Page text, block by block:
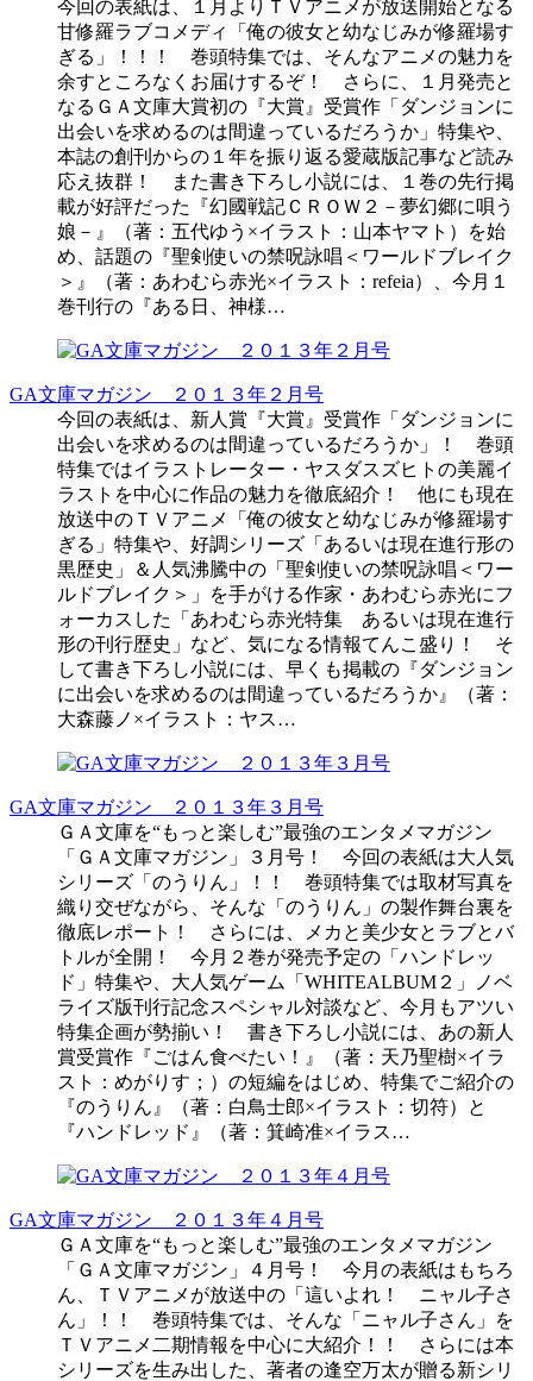
今回の表紙は、１月よりＴＶアニメが放送開始となる
甘修羅ラブコメディ「俺の彼女と幼なじみが修羅場す
ぎる」！！！ 巻頭特集では、そんなアニメの魅力を
余すところなくお届けするぞ！ さらに、１月発売と
なるＧＡ文庫大賞初の『大賞』受賞作「ダンジョンに
出会いを求めるのは間違っているだろうか」特集や、
本誌の創刊からの１年を振り返る愛蔵版記事など読み
応え抜群！ また書き下ろし小説には、１巻の先行掲
載が好評だった『幻國戦記ＣＲＯＷ２－夢幻郷に唄う
娘－』（著：五代ゆう×イラスト：山本ヤマト）を始
め、話題の『聖剣使いの禁呪詠唱＜ワールドブレイク
＞』（著：あわむら赤光×イラスト：refeia）、今月１
巻刊行の『ある日、神様…
GA文庫マガジン ２０１３年２月号
今回の表紙は、新人賞『大賞』受賞作「ダンジョンに
出会いを求めるのは間違っているだろうか」！ 巻頭
特集ではイラストレーター・ヤスダスズヒトの美麗イ
ラストを中心に作品の魅力を徹底紹介！ 他にも現在
放送中のＴＶアニメ「俺の彼女と幼なじみが修羅場す
ぎる」特集や、好調シリーズ「あるいは現在進行形の
黒歴史」＆人気沸騰中の「聖剣使いの禁呪詠唱＜ワー
ルドブレイク＞」を手がける作家・あわむら赤光にフ
ォーカスした「あわむら赤光特集 あるいは現在進行
形の刊行歴史」など、気になる情報てんこ盛り！ そ
して書き下ろし小説には、早くも掲載の『ダンジョン
に出会いを求めるのは間違っているだろうか』（著：
大森藤ノ×イラスト：ヤス…
GA文庫マガジン ２０１３年３月号
ＧＡ文庫を“もっと楽しむ”最強のエンタメマガジン
「ＧＡ文庫マガジン」３月号！ 今回の表紙は大人気
シリーズ「のうりん」！！ 巻頭特集では取材写真を
織り交ぜながら、そんな「のうりん」の製作舞台裏を
徹底レポート！ さらには、メカと美少女とラブとバ
トルが全開！ 今月２巻が発売予定の「ハンドレッ
ド」特集や、大人気ゲーム「WHITEALBUM２」ノベ
ライズ版刊行記念スペシャル対談など、今月もアツい
特集企画が勢揃い！ 書き下ろし小説には、あの新人
賞受賞作『ごはん食べたい！』（著：天乃聖樹×イラ
スト：めがりす；）の短編をはじめ、特集でご紹介の
『のうりん』（著：白鳥士郎×イラスト：切符）と
『ハンドレッド』（著：箕崎准×イラス…
GA文庫マガジン ２０１３年４月号
ＧＡ文庫を“もっと楽しむ”最強のエンタメマガジン
「ＧＡ文庫マガジン」４月号！ 今月の表紙はもちろ
ん、ＴＶアニメが放送中の「這いよれ！ ニャル子さ
ん」！！ 巻頭特集では、そんな「ニャル子さん」を
ＴＶアニメ二期情報を中心に大紹介！！ さらには本
シリーズを生み出した、著者の逢空万太が贈る新シリ